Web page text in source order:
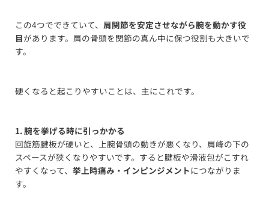
この4つでできていて、 肩関節を安定させながら腕を動かす役
目があります。肩の骨頭を関節の真ん中に保つ役割も大きいで
す。
硬くなると起こりやすいことは、主にこれです。
1. 腕を挙げる時に引っかかる
回旋筋腱板が硬いと、上腕骨頭の動きが悪くなり、肩峰の下の
スペースが狭くなりやすいです。すると腱板や滑液包がこすれ
やすくなって、 挙上時痛み・インピンジメントにつながりま
す。